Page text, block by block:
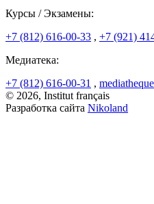
Курсы / Экзамены:
+7 (812) 616-00-33 , +7 (921)
Медиатека:
+7 (812) 616-00-31 ,
© 2026, Institut français
Разработка сайта Nikoland